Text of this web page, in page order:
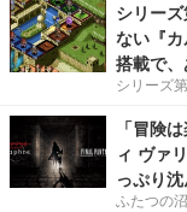
シリー
ない『
搭載で、
シリーズ
「冒険
ィ ヴァ
っぷり
ふたつの